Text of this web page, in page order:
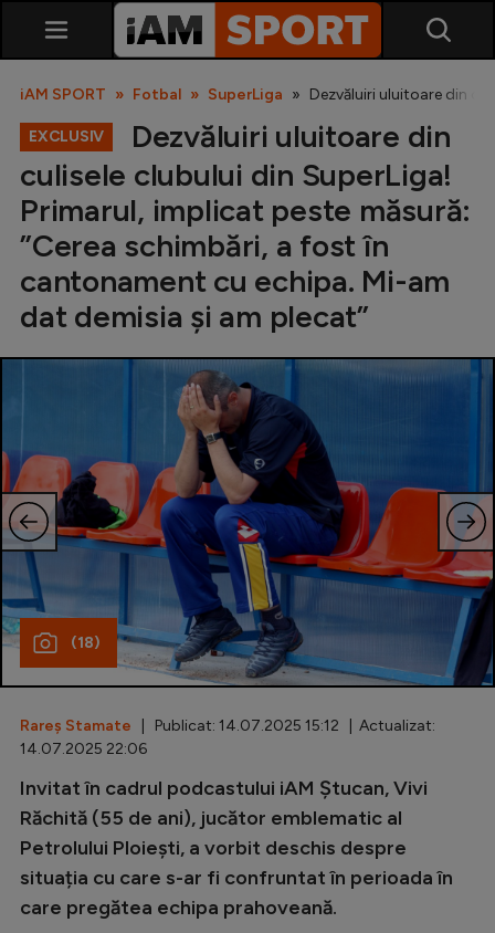
SuperLiga
Liga 2
Cupa României
Echipa Națională
Fotbal feminin
Special
Diverse
Inedit
Clasamente
Europa League
Conference League
CM 2026
iAM SPORT Fotbal SuperLiga Dezvăluiri uluitoare din
EXCLUSIV
Dezvăluiri uluitoare din
culisele clubului din SuperLiga!
Primarul, implicat peste măsură:
”Cerea schimbări, a fost în
cantonament cu echipa. Mi-am
dat demisia și am plecat”
(18)
Rareș Stamate | Publicat: 14.07.2025 15:12 | Actualizat:
14.07.2025 22:06
Invitat în cadrul podcastului iAM Ștucan, Vivi
Răchită (55 de ani), jucător emblematic al
Petrolului Ploiești, a vorbit deschis despre
situația cu care s-ar fi confruntat în perioada în
care pregătea echipa prahoveană.